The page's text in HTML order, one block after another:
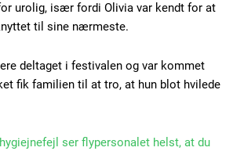
urolig, især fordi Olivia var kendt for at
til sine nærmeste.
deltaget i festivalen og var kommet
fik familien til at tro, at hun blot hvilede
ser flypersonalet helst, at du